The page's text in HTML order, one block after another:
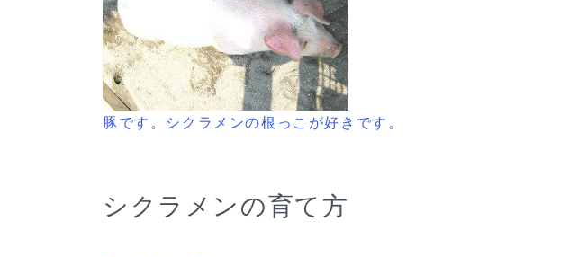
豚です。シクラメンの根っこが好きです。
シクラメンの育て方